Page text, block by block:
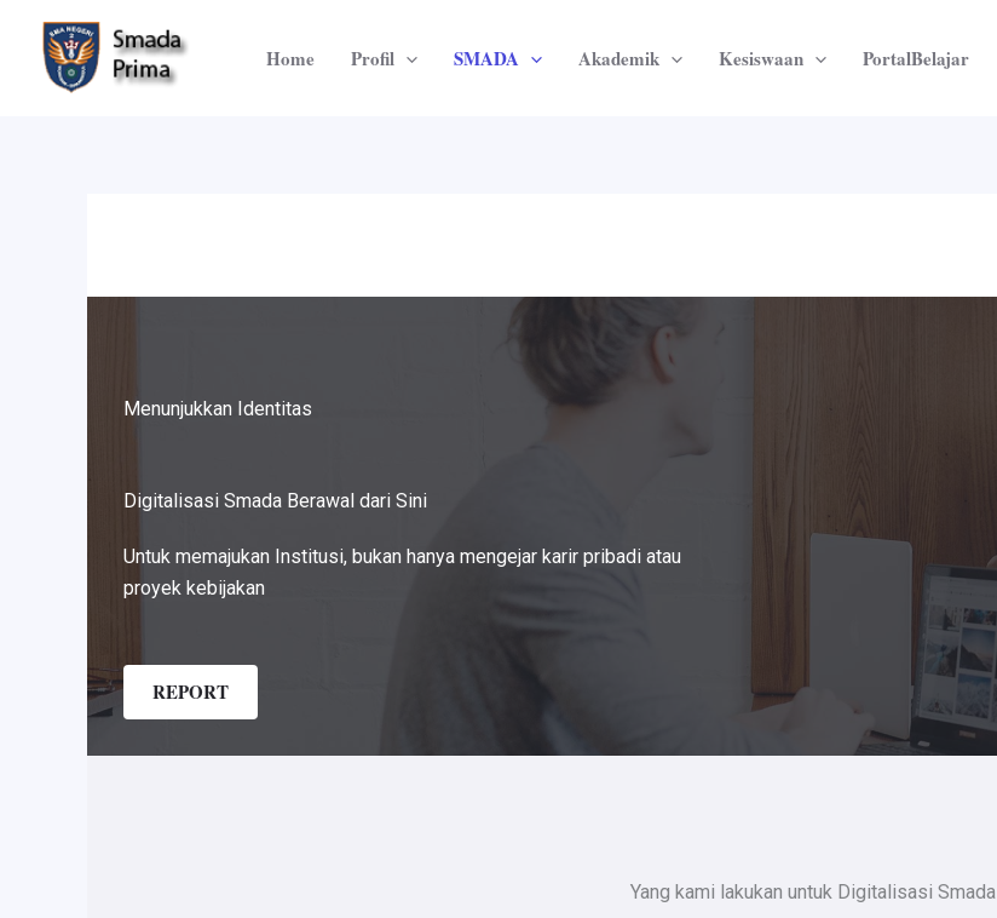
konten
Home Profil SMADA Akademik Kesiswaan PortalBelajar
Menunjukkan Identitas
Digitalisasi Smada Berawal dari Sini
Untuk memajukan Institusi, bukan hanya mengejar karir pribadi atau
proyek kebijakan
REPORT
Yang kami lakukan untuk Digitalisasi Smada